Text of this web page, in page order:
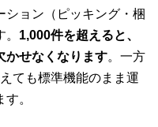
ション（ピッキング・梱
1,000件を超えると、
かせなくなります。一方
ても標準機能のまま運
。